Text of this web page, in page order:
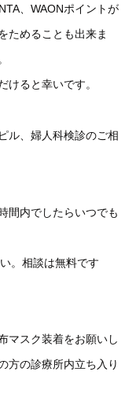
、WAONポイントが
ためることも出来ま
けると幸いです。
ル、婦人科検診のご相
間内でしたらいつでも
。相談は無料です
マスク装着をお願いし
方の診療所内立ち入り